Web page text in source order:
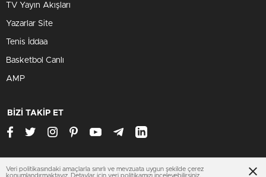
TV Yayın Akışları
Yazarlar Site
Tenis İddaa
Basketbol Canlı
AMP
BİZİ TAKİP ET
mardinhaberleri.net
Veri politikasındaki amaçlarla sınırlı ve mevzuata uygun şekilde çerez
konumlandırmaktayız. Detaylar için veri politikamızı inceleyebilirsiniz.